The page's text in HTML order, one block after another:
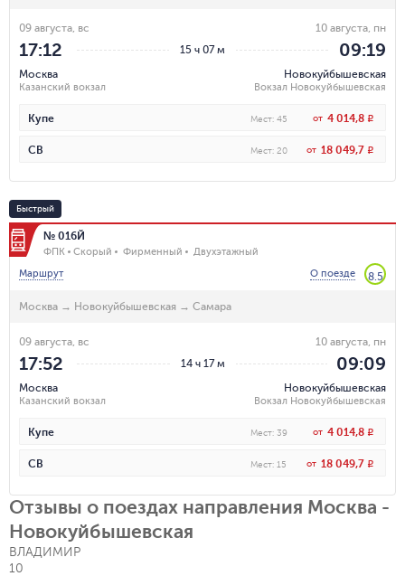
15 ч 07 м
09 августа, вс
17:12
Москва
Казанский вокзал
10 августа, пн
09:19
Новокуйбышевская
Вокзал Новокуйбышевская
Купе Мест: 45 от 4 014,8 R
СВ Мест: 20 от 18 049,7 R
Быстрый
№ 016Й
ФПК Скорый Фирменный
Двухэтажный
Маршрут
О поезде 8.5
Москва → Новокуйбышевская → Самара
14 ч 17 м
09 августа, вс
17:52
Москва
Казанский вокзал
10 августа, пн
09:09
Новокуйбышевская
Вокзал Новокуйбышевская
Купе Мест: 39 от 4 014,8 R
СВ Мест: 15 от 18 049,7 R
Отзывы о поездах направления Москва -
Новокуйбышевская
ВЛАДИМИР
10